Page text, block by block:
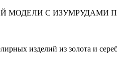
МОДЕЛИ С ИЗУМРУДАМИ
изделий из золота и